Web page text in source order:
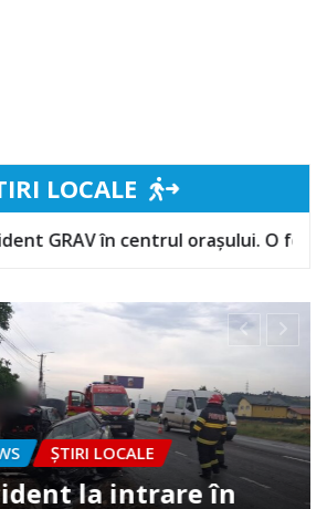
LOCALE
O femeie a rămas încarcerată
ȘTIRI LOCALE
băiețelul din
Era cu tatăl în